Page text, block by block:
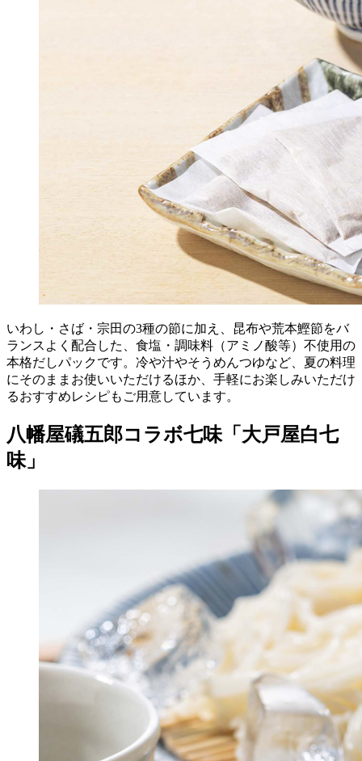
いわし・さば・宗田の3種の節に加え、昆布や荒本鰹節をバ
ランスよく配合した、食塩・ 調味料（アミノ酸等）不使用の
本格だしパックです。冷や汁やそうめんつゆなど、夏の料理
にそのままお使いいただけるほか、手軽にお楽しみいただけ
るおすすめレシピもご用意しています。
八幡屋礒五郎コラボ七味「大戸屋白七
味」